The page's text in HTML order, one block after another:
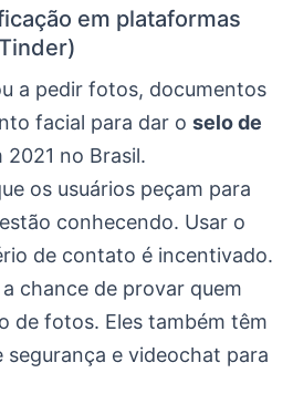
em plataformas
a pedir fotos, documentos
facial para dar o selo de
2021 no Brasil.
os usuários peçam para
conhecendo. Usar o
de contato é incentivado.
chance de provar quem
de fotos. Eles também têm
segurança e videochat para